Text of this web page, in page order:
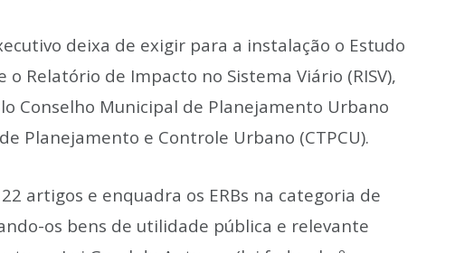
deixa de exigir para a instalação o Estudo
o Relatório de Impacto no Sistema Viário (RISV),
Conselho Municipal de Planejamento Urbano
Planejamento e Controle Urbano (CTPCU).
artigos e enquadra os ERBs na categoria de
os bens de utilidade pública e relevante